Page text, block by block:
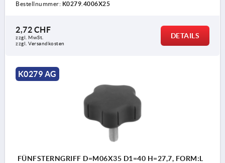
Bestellnummer: K0279.4006X25
2,72 CHF
zzgl. MwSt.
zzgl. Versandkosten
DETAILS
K0279 AG
FÜNFSTERNGRIFF D=M06X35 D1=40 H=27,7, FORM:L